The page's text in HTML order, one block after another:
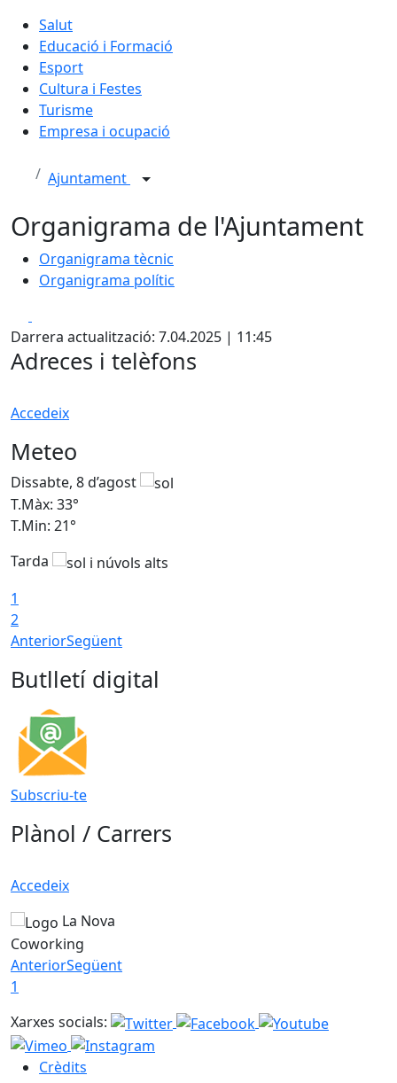
Salut
Educació i Formació
Esport
Cultura i Festes
Turisme
Empresa i ocupació
Ajuntament
Organigrama de l'Ajuntament
Organigrama tècnic
Organigrama polític
Darrera actualització: 7.04.2025 | 11:45
Adreces i telèfons
Accedeix
Meteo
Dissabte, 8 d’agost
T.Màx: 33°
T.Min: 21°
Tarda
1
2
AnteriorSegüent
Butlletí digital
Subscriu-te
Plànol / Carrers
Accedeix
La Nova
Coworking
AnteriorSegüent
1
Xarxes socials:
Crèdits